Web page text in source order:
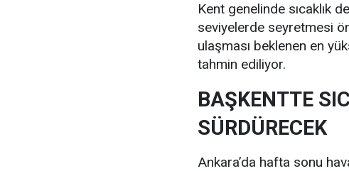
Kent genelinde sıcaklık
seviyelerde seyretmesi
ulaşması beklenen en
tahmin ediliyor.
BAŞKENTTE
SÜRDÜRECEK
Ankara’da hafta sonu